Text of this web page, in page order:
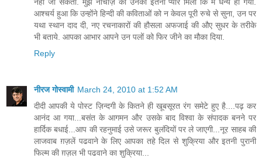
आश्चर्य हुआ कि उन्होंने हिन्दी की कविताओं को न केवल पूरी रुचे से सुना, उन पर
यथा स्थान दाद दी, नए रचनाकारों की हौसला अफजाई की औए सुधर के तरीके
भी बताये. आपका आभार आपने उन पलों को फिर जीने का मौका दिया.
Reply
नीरज गोस्वामी March 24, 2010 at 1:52 AM
दीदी आपकी ये पोस्ट ज़िन्दगी के कितने ही खूबसूरत रंग समेटे हुए है....पढ़ कर
आनंद आ गया...बसंत के आगमन और उसके बाद विश्वा के संपादक बनने पर
हार्दिक बधाई...आप की रहनुमाई उसे जरूर बुलंदियों पर ले जाएगी...नूर साहब की
लाजवाब ग़ज़लें पढवाने के लिए आपका तहे दिल से शुक्रिया और इतनी पुरानी
फिल्म की ग़ज़ल भी पढवाने का शुक्रिया...